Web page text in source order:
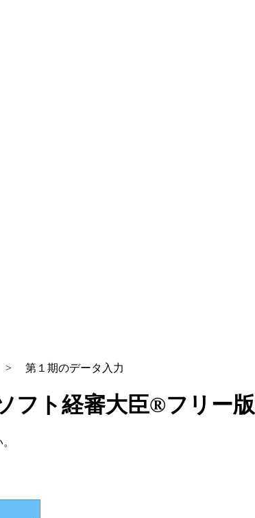
> 第１期のデータ入力
ト経審大臣®フリー版